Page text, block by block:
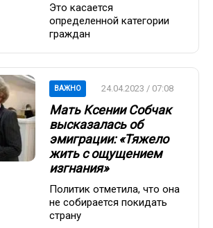
Это касается
определенной категории
граждан
ВАЖНО 24.04.2023 / 07:08
Мать Ксении Собчак
высказалась об
эмиграции: «Тяжело
жить с ощущением
изгнания»
Политик отметила, что она
не собирается покидать
страну